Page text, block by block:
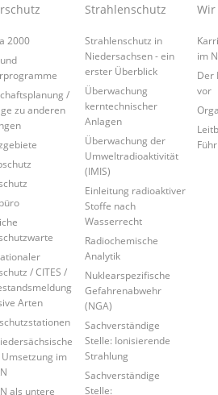
2000
/
zu anderen
/ CITES /
Arten
Umsetzung im
als untere
Strahlenschutz
Strahlenschutz in
Niedersachsen - ein
erster Überblick
Überwachung
kerntechnischer
Anlagen
Überwachung der
Umweltradioaktivität
(IMIS)
Einleitung radioaktiver
Stoffe nach
Wasserrecht
Radiochemische
Analytik
Nuklearspezifische
Gefahrenabwehr
(NGA)
Sachverständige
Stelle: Ionisierende
Strahlung
Sachverständige
Stelle:
im
Der
vor